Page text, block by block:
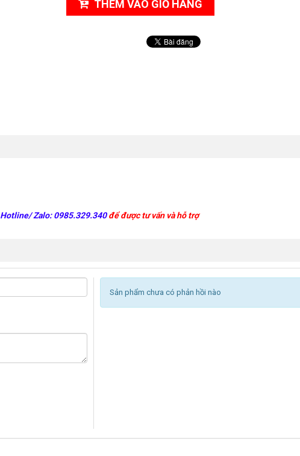
THÊM VÀO GIỎ HÀNG
Hotline/ Zalo: 0985.329.340để được tư vấn và hỗ trợ
Sản phẩm chưa có phản hồi nào